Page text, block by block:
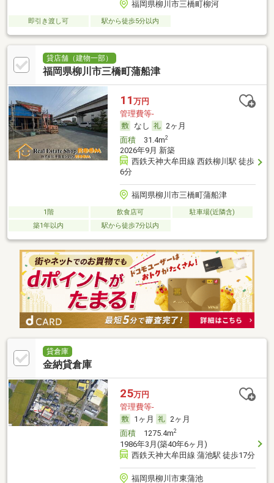
福岡県柳川市三橋町柳河
即引き渡し可 駅から徒歩5分以内
貸店舗（建物一部）
福岡県柳川市三橋町蒲船津
11 万円
管理費等-
なし
2ヶ月
面積31.4m2
2026年9月 新築
西鉄天神大牟田線 西鉄柳川駅 徒歩
6分
福岡県柳川市三橋町蒲船津
1階 飲食店可
駐車場(近隣含)
築1年以内
駅から徒歩7分以内
貸倉庫
金納貸倉庫
25万円
管理費等-
1ヶ月
2ヶ月
面積1275.4m2
1986年3月(築40年6ヶ月)
西鉄天神大牟田線 蒲池駅 徒歩17分
福岡県柳川市東蒲池